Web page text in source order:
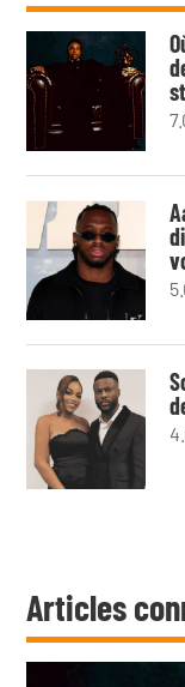
Articles